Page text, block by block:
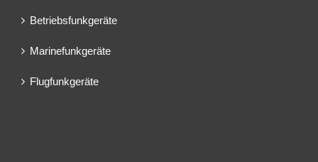
Betriebsfunkgeräte
Marinefunkgeräte
Flugfunkgeräte